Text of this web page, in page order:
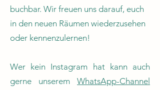
buchbar. Wir freuen uns darauf, euch
in den neuen Räumen wiederzusehen
oder kennenzulernen!
Wer kein Instagram hat kann auch
gerne unserem WhatsApp-Channel